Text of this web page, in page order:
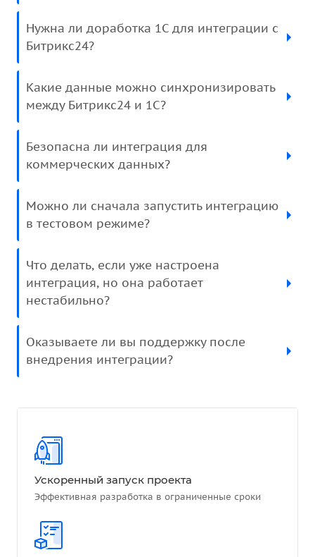
Нужна ли доработка 1С для интеграции с
Битрикс24?
Какие данные можно синхронизировать
между Битрикс24 и 1С?
Безопасна ли интеграция для
коммерческих данных?
Можно ли сначала запустить интеграцию
в тестовом режиме?
Что делать, если уже настроена
интеграция, но она работает
нестабильно?
Оказываете ли вы поддержку после
внедрения интеграции?
Ускоренный запуск проекта
Эффективная разработка в ограниченные сроки